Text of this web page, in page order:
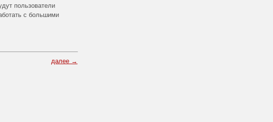
пользователи
с большими
далее →